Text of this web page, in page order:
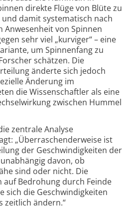
direkte Flüge von Blüte zu
damit systematisch nach
Anwesenheit von Spinnen
sehr viel „kurviger“ – eine
um Spinnenfang zu
schätzen. Die
änderte sich jedoch
Änderung im
die Wissenschaftler als eine
zwischen Hummel
zentrale Analyse
„Überraschenderweise ist
der Geschwindigkeiten der
davon, ob
sind oder nicht. Die
auf Bedrohung durch Feinde
sich die Geschwindigkeiten
zeitlich ändern.“